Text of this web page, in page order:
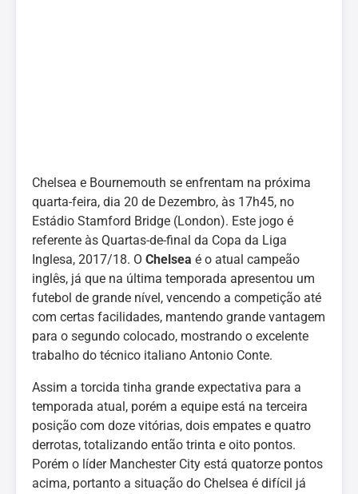
Chelsea e Bournemouth se enfrentam na próxima
quarta-feira, dia 20 de Dezembro, às 17h45, no
Estádio Stamford Bridge (London). Este jogo é
referente às Quartas-de-final da Copa da Liga
Inglesa, 2017/18. O Chelsea é o atual campeão
inglês, já que na última temporada apresentou um
futebol de grande nível, vencendo a competição até
com certas facilidades, mantendo grande vantagem
para o segundo colocado, mostrando o excelente
trabalho do técnico italiano Antonio Conte.
Assim a torcida tinha grande expectativa para a
temporada atual, porém a equipe está na terceira
posição com doze vitórias, dois empates e quatro
derrotas, totalizando então trinta e oito pontos.
Porém o líder Manchester City está quatorze pontos
acima, portanto a situação do Chelsea é difícil já